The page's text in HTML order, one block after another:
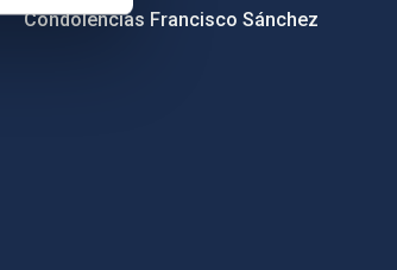
Condolencias Francisco Sánchez